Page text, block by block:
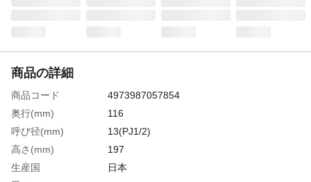
商品の詳細
商品コード
4973987057854
奥行(mm)
116
呼び径(mm)
13(PJ1/2)
高さ(mm)
197
生産国
日本